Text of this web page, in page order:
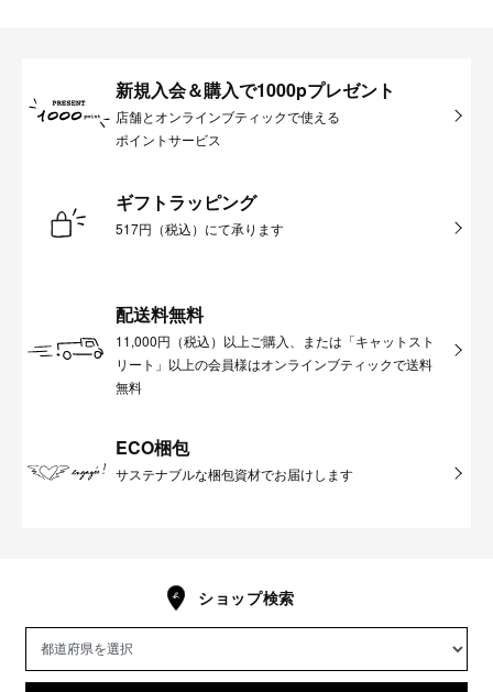
新規入会＆購入で1000pプレゼント
店舗とオンラインブティックで使える
ポイントサービス
ギフトラッピング
517円（税込）にて承ります
配送料無料
11,000円（税込）以上ご購入、または「キャットスト
リート」以上の会員様はオンラインブティックで送料
無料
ECO梱包
サステナブルな梱包資材でお届けします
ショップ検索